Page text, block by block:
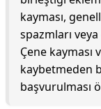
kayması,
spazmları
Çene kayması
kaybetmeden
başvurulması